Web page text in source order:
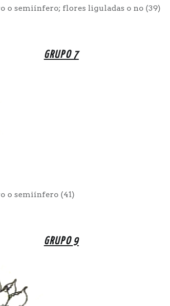
o semiínfero; flores liguladas o no (39)
GRUPO 7
o semiínfero (41)
GRUPO 9